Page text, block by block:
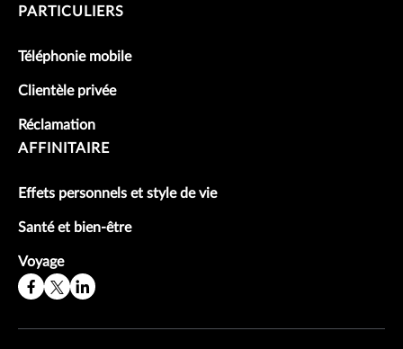
PARTICULIERS
Téléphonie mobile
Clientèle privée
Réclamation
AFFINITAIRE
Effets personnels et style de vie
Santé et bien-être
Voyage